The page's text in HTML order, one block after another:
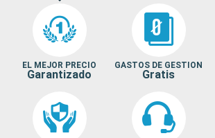
EL MEJOR PRECIO
Garantizado
GASTOS DE GESTION
Gratis